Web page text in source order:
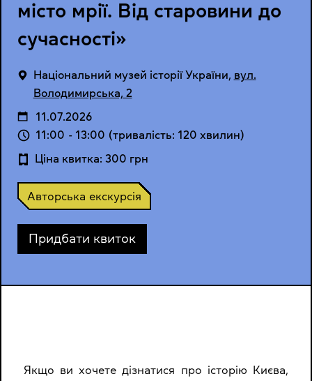
місто мрії. Від старовини до
сучасності»
Національний музей історії України
вул.
Володимирська, 2
11.07.2026
11:00 - 13:00 (тривалість: 120 хвилин)
Ціна квитка: 300 грн
Авторська екскурсія
Придбати квиток
Якщо ви хочете дізнатися про історію Києва,